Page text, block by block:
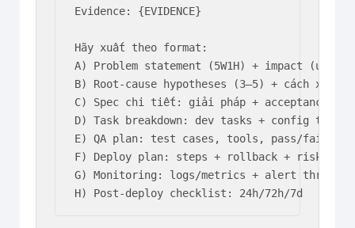
Evidence: {EVIDENCE}
Hãy xuất theo format:
A) Problem statement (5W1H) + impact (user/
B) Root-cause hypotheses (3–5) + cách xác
C) Spec chi tiết: giải pháp + acceptance
D) Task breakdown: dev tasks + config
E) QA plan: test cases, tools, pass/fail
F) Deploy plan: steps + rollback + risk
G) Monitoring: logs/metrics + alert
H) Post-deploy checklist: 24h/72h/7d